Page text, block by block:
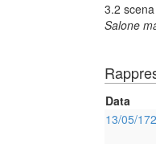
3.2
Salone
Data
13/05/